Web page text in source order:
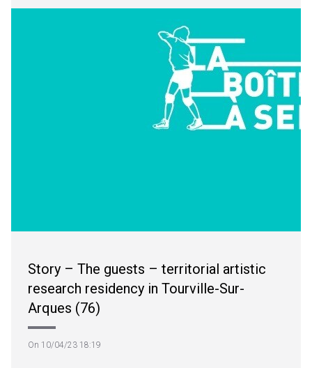
Story – The guests – territorial artistic
research residency in Tourville-Sur-
Arques (76)
On 10/04/23 18:19